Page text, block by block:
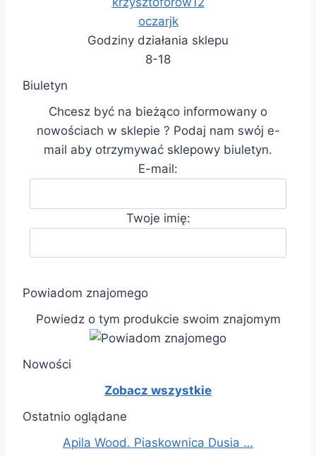
oczarjk
Godziny działania sklepu
8-18
Biuletyn
Chcesz być na bieżąco informowany o
nowościach w sklepie ? Podaj nam swój e-
mail aby otrzymywać sklepowy biuletyn.
E-mail:
Twoje imię:
Powiadom znajomego
Powiedz o tym produkcie swoim znajomym
Nowości
Zobacz wszystkie
Ostatnio oglądane
Apila Wood. Piaskownica Dusia …